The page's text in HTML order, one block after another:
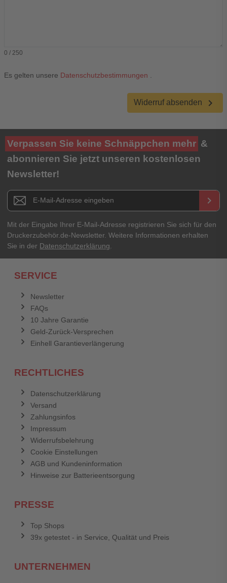
0 / 250
Es gelten unsere Datenschutzbestimmungen
Widerruf absenden chevron_right
Verpassen Sie keine Schnäppchen mehr &
abonnieren Sie jetzt unseren kostenlosen
Newsletter!
Newsletter E-Mail Adresse keyboard_arrow_right
Mit der Eingabe Ihrer E-Mail-Adresse registrieren Sie sich für den
Druckerzubehör.de-Newsletter. Weitere Informationen erhalten
Sie in der Datenschutzerklärung
SERVICE
Newsletter
FAQs
10 Jahre Garantie
Geld-Zurück-Versprechen
Einhell Garantieverlängerung
RECHTLICHES
Datenschutzerklärung
Versand
Zahlungsinfos
Impressum
Widerrufsbelehrung
Cookie Einstellungen
AGB und Kundeninformation
Hinweise zur Batterieentsorgung
PRESSE
Top Shops
39x getestet - in Service, Qualität und Preis
UNTERNEHMEN